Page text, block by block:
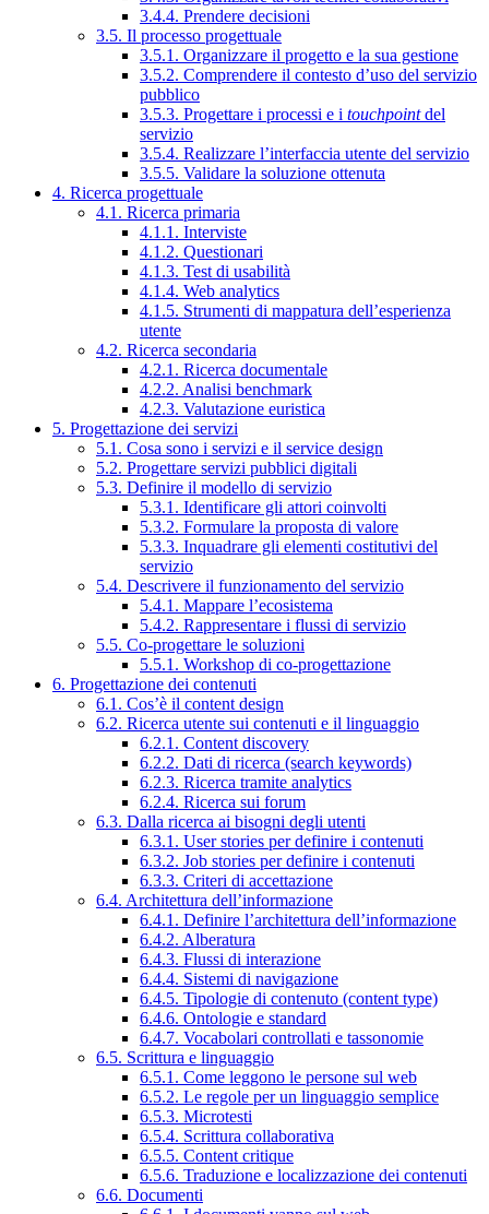
3.4.4. Prendere decisioni
3.5. Il processo progettuale
3.5.1. Organizzare il progetto e la sua gestione
3.5.2. Comprendere il contesto d’uso del servizio
pubblico
3.5.3. Progettare i processi e i touchpointdel
servizio
3.5.4. Realizzare l’interfaccia utente del servizio
3.5.5. Validare la soluzione ottenuta
4. Ricerca progettuale
4.1. Ricerca primaria
4.1.1. Interviste
4.1.2. Questionari
4.1.3. Test di usabilità
4.1.4. Web analytics
4.1.5. Strumenti di mappatura dell’esperienza
utente
4.2. Ricerca secondaria
4.2.1. Ricerca documentale
4.2.2. Analisi benchmark
4.2.3. Valutazione euristica
5. Progettazione dei servizi
5.1. Cosa sono i servizi e il service design
5.2. Progettare servizi pubblici digitali
5.3. Definire il modello di servizio
5.3.1. Identificare gli attori coinvolti
5.3.2. Formulare la proposta di valore
5.3.3. Inquadrare gli elementi costitutivi del
servizio
5.4. Descrivere il funzionamento del servizio
5.4.1. Mappare l’ecosistema
5.4.2. Rappresentare i flussi di servizio
5.5. Co-progettare le soluzioni
5.5.1. Workshop di co-progettazione
6. Progettazione dei contenuti
6.1. Cos’è il content design
6.2. Ricerca utente sui contenuti e il linguaggio
6.2.1. Content discovery
6.2.2. Dati di ricerca (search keywords)
6.2.3. Ricerca tramite analytics
6.2.4. Ricerca sui forum
6.3. Dalla ricerca ai bisogni degli utenti
6.3.1. User stories per definire i contenuti
6.3.2. Job stories per definire i contenuti
6.3.3. Criteri di accettazione
6.4. Architettura dell’informazione
6.4.1. Definire l’architettura dell’informazione
6.4.2. Alberatura
6.4.3. Flussi di interazione
6.4.4. Sistemi di navigazione
6.4.5. Tipologie di contenuto (content type)
6.4.6. Ontologie e standard
6.4.7. Vocabolari controllati e tassonomie
6.5. Scrittura e linguaggio
6.5.1. Come leggono le persone sul web
6.5.2. Le regole per un linguaggio semplice
6.5.3. Microtesti
6.5.4. Scrittura collaborativa
6.5.5. Content critique
6.5.6. Traduzione e localizzazione dei contenuti
6.6. Documenti